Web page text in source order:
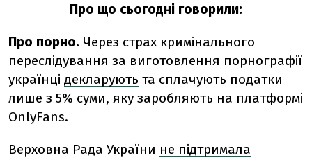
Про що сьогодні говорили:
Про порно. Через страх кримінального
переслідування за виготовлення порнографії
українці декларують та сплачують податки
лише з 5% суми, яку заробляють на платформі
OnlyFans.
Верховна Рада України не підтримала